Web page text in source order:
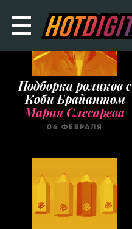
Подборка роликов с
Коби Брайантом
Мария Слесарева
04 ФЕВРАЛЯ